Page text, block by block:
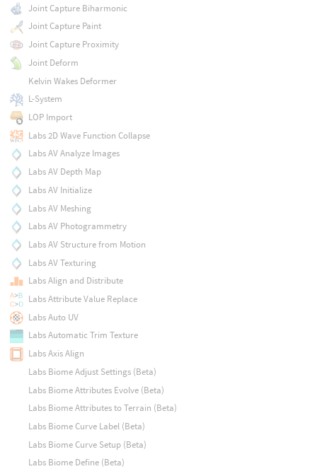
Joint Capture Biharmonic
Joint Capture Paint
Joint Capture Proximity
Joint Deform
Kelvin Wakes Deformer
L-System
LOP Import
Labs 2D Wave Function Collapse
Labs AV Analyze Images
Labs AV Depth Map
Labs AV Initialize
Labs AV Meshing
Labs AV Photogrammetry
Labs AV Structure from Motion
Labs AV Texturing
Labs Align and Distribute
Labs Attribute Value Replace
Labs Auto UV
Labs Automatic Trim Texture
Labs Axis Align
Labs Biome Adjust Settings (Beta)
Labs Biome Attributes Evolve (Beta)
Labs Biome Attributes to Terrain (Beta)
Labs Biome Curve Label (Beta)
Labs Biome Curve Setup (Beta)
Labs Biome Define (Beta)